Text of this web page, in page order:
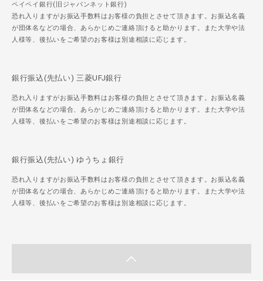
ペイペイ銀行(旧ジャパンネット銀行)
恐れ入りますがお振込手数料はお客様の負担とさせて頂きます。お振込名義
が団体名などの場合、あらかじめご連絡頂けると助かります。また大学や法
人様等、後払いをご希望のお客様は別途相談に応じます。
銀行振込(先払い) 三菱UFJ銀行
恐れ入りますがお振込手数料はお客様の負担とさせて頂きます。お振込名義
が団体名などの場合、あらかじめご連絡頂けると助かります。また大学や法
人様等、後払いをご希望のお客様は別途相談に応じます。
銀行振込(先払い) ゆうちょ銀行
恐れ入りますがお振込手数料はお客様の負担とさせて頂きます。お振込名義
が団体名などの場合、あらかじめご連絡頂けると助かります。また大学や法
人様等、後払いをご希望のお客様は別途相談に応じます。